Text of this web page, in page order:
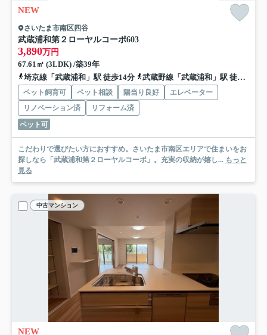
NEW
さいたま市南区四谷
武蔵浦和第２ローヤルコーポ603
3,890万円
67.61㎡ (3LDK) /築39年
埼京線「武蔵浦和」駅 徒歩14分
武蔵野線「武蔵浦和」駅 徒歩14分
ペット飼育可 ペット相談 陽当り良好
エレベーター
リノベーション済
リフォーム済
ペット可
こだわりで選びたい方におすすめ。さいたま市南区エリアで住まいをお
探しなら「武蔵浦和第２ローヤルコーポ」。充実の収納が嬉し... もっと
見る
中古マンション
NEW